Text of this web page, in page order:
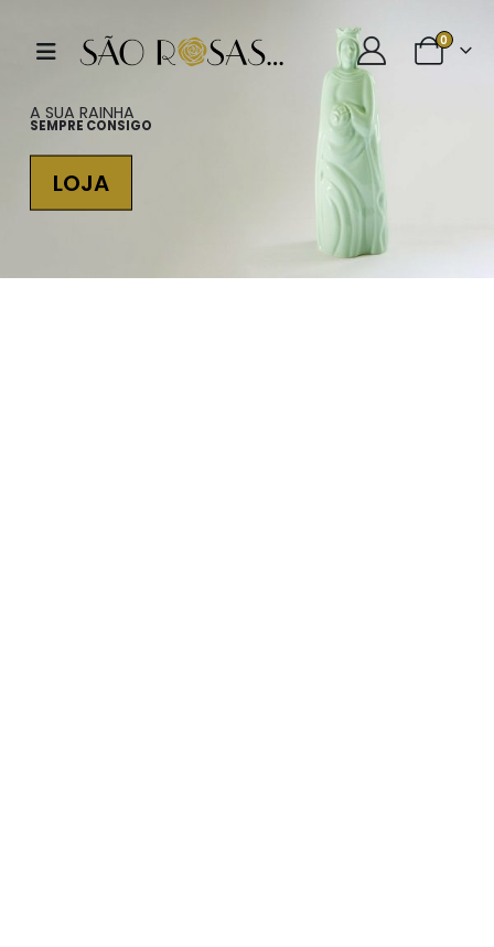
0
A SUA RAINHA
SEMPRE CONSIGO
LOJA